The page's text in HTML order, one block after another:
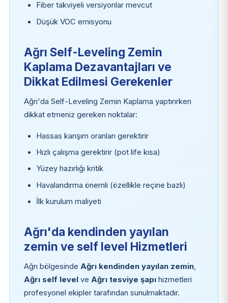
Fiber takviyeli versiyonlar mevcut
Düşük VOC emisyonu
Ağrı Self-Leveling Zemin
Kaplama Dezavantajları ve
Dikkat Edilmesi Gerekenler
Ağrı'da Self-Leveling Zemin Kaplama yaptırırken
dikkat etmeniz gereken noktalar:
Hassas karışım oranları gerektirir
Hızlı çalışma gerektirir (pot life kısa)
Yüzey hazırlığı kritik
Havalandırma önemli (özellikle reçine bazlı)
İlk kurulum maliyeti
Ağrı'da kendinden yayılan
zemin ve self level Hizmetleri
Ağrı bölgesinde Ağrı kendinden yayılan zemin,
Ağrı self levelve Ağrı tesviye şapıhizmetleri
profesyonel ekipler tarafından sunulmaktadır.